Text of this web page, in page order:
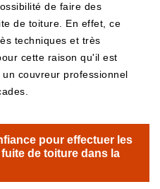
de faire des
de toiture. En effet, ce
techniques et très
cette raison qu'il est
couvreur professionnel
pour effectuer les
de toiture dans la